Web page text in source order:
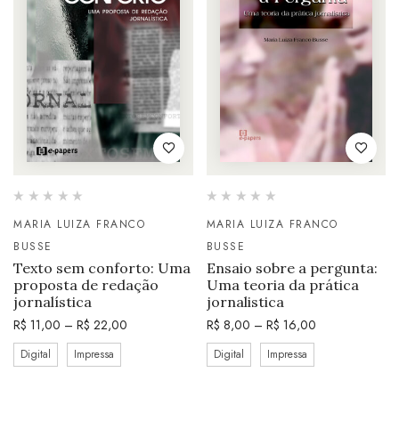
MARIA LUIZA FRANCO
BUSSE
Texto sem conforto: Uma
proposta de redação
jornalística
R$ 11,00 – R$ 22,00
Digital Impressa
MARIA LUIZA FRANCO
BUSSE
Ensaio sobre a pergunta:
Uma teoria da prática
jornalistica
R$ 8,00 – R$ 16,00
Digital Impressa